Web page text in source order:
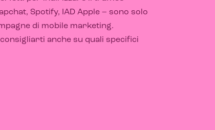
Spotify, IAD Apple – sono solo
di mobile marketing.
anche su quali specifici